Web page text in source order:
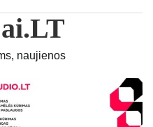
naujienos